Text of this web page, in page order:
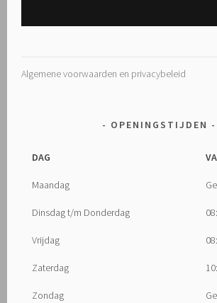
Algemene voorwaarden en privacybeleid
OPENINGSTIJDEN
DAG
Maandag
Dinsdag t/m Donderdag
Vrijdag
Zaterdag
Zondag